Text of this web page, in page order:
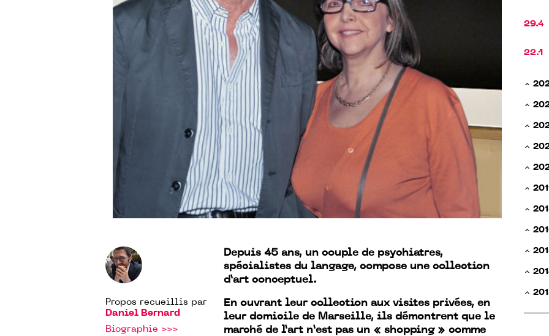
Propos recueillis par
Daniel Bernard
Biographie >>>
Depuis 45 ans, un couple de psychiatres,
spécialistes du langage, compose une collection
d’art conceptuel.
En ouvrant leur collection aux visites privées, en
leur domicile de Marseille, ils démontrent que le
marché de l’art n’est pas un « shopping » comme
29.4
22.1